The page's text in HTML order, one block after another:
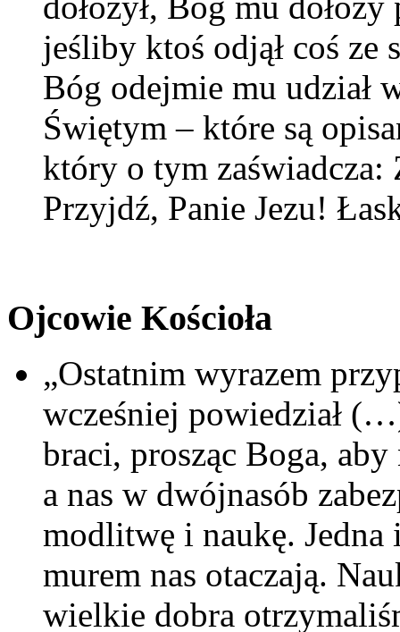
jeśliby ktoś odjął coś ze
Bóg odejmie mu udział
Świętym – które są
który o tym zaświadcza:
Przyjdź, Panie Jezu!
Ojcowie Kościoła
„Ostatnim wyrazem
wcześniej powiedział
braci, prosząc Boga,
a nas w dwójnasób
modlitwę i naukę.
murem nas otaczają.
wielkie dobra